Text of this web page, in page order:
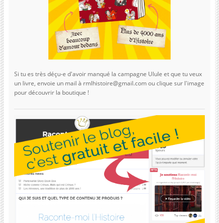
Si tu es très déçu-e d'avoir manqué la campagne Ulule et que tu veux
un livre, envoie un mail à rmlhistoire@gmail.com ou clique sur l'image
pour découvrir la boutique !